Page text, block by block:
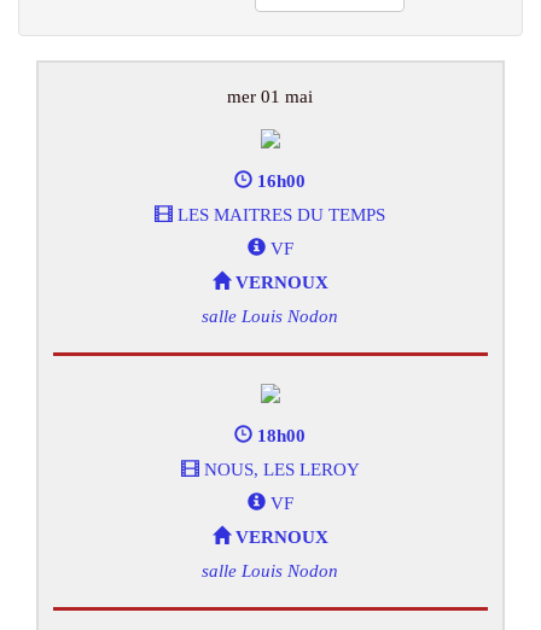
mer 01 mai
16h00
LES MAITRES DU TEMPS
VF
VERNOUX
salle Louis Nodon
18h00
NOUS, LES LEROY
VF
VERNOUX
salle Louis Nodon